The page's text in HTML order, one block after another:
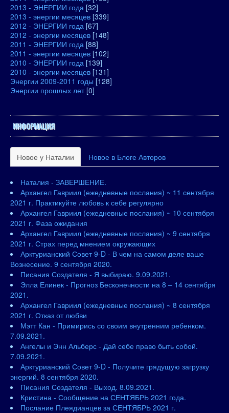
2013 - ЭНЕРГИИ года [32]
2013 - энергии месяцев [339]
2012 - ЭНЕРГИИ года [67]
2012 - энергии месяцев [148]
2011 - ЭНЕРГИИ года [88]
2011 - энергии месяцев [102]
2010 - ЭНЕРГИИ года [139]
2010 - энергии месяцев [131]
Энергии 2009-2011 годы [128]
Энергии прошлых лет [0]
ИНФОРМАЦИЯ
Новое у Наталии Новое в Блоге Авторов
Наталия - ЗАВЕРШЕНИЕ.
Архангел Гавриил (ежедневные послания) ~ 11 сентября
2021 г. Практикуйте любовь к себе регулярно
Архангел Гавриил (ежедневные послания) ~ 10 сентября
2021 г. Фаза ожидания
Архангел Гавриил (ежедневные послания) ~ 9 сентября
2021 г. Страх перед мнением окружающих
Арктурианский Совет 9-D - В чем на самом деле ваше
Вознесение. 9 сентября 2020.
Писания Создателя - Я выбираю. 9.09.2021.
Элла Елинек - Прогноз Бесконечности на 8 – 14 сентября
2021.
Архангел Гавриил (ежедневные послания) ~ 8 сентября
2021 г. Отказ от любви
Мэтт Кан - Примирись со своим внутренним ребенком.
7.09.2021.
Ангелы и Энн Альберс - Дай себе право быть собой.
7.09.2021.
Арктурианский Совет 9-D - Получите грядущую загрузку
энергий. 8 сентября 2020.
Писания Создателя - Выход. 8.09.2021.
Кристина - Сообщение на СЕНТЯБРЬ 2021 года.
Послание Плеядианцев за СЕНТЯБРЬ 2021 г.